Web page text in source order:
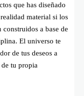
que has diseñado
material si los
construidos a base de
El universo te
de tus deseos a
tu propia